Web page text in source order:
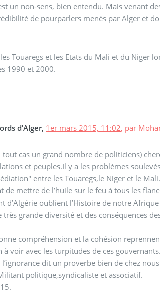
un non-sens, bien entendu. Mais venant
de pourparlers menés par Alger et
Touaregs et les Etats du Mali et du Niger
1990 et 2000.
d’Alger, 1er mars 2015, 11:02, par
tout cas un grand nombre de politiciens)
et peuples.Il y a les problèmes
entre les Touaregs,le Niger et le
de mettre de l’huile sur le feu à tous les
d’Algérie oublient l’Histoire de notre
grande diversité et des conséquences
compréhension et la cohésion
à voir avec les turpitudes de ces gouvernants.
dit un proverbe bien de chez
politique,syndicaliste et associatif.